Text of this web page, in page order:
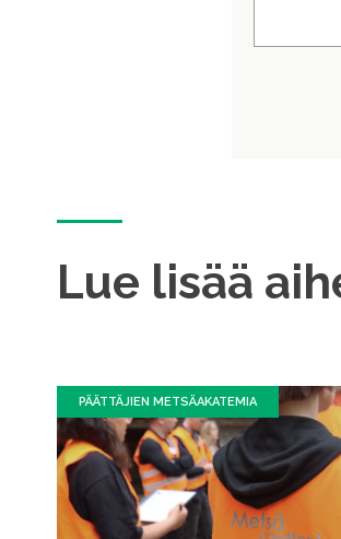
Lue lisää
PÄÄTTÄJIEN METSÄAKATEMIA